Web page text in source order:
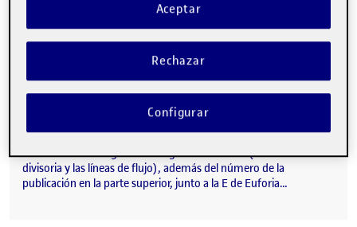
Propuesta portadas, Correciones
Fecha de publicación
-comentario
Hola Priscila, He incorporado los elementos que me
mencionaste: un subtítulo con la fecha de la publicación,
tipografía Elephant regular con un tamaño de 10 puntos para
conservar la proporción geometrica (x2), los títulares de los
lomo: 2 bandas negras con un grosor de 2 mm (como la línea
divisoria y las líneas de flujo), además del número de la
publicación en la parte superior, junto a la E de Euforia…
Rechazar
Aceptar
Configurar